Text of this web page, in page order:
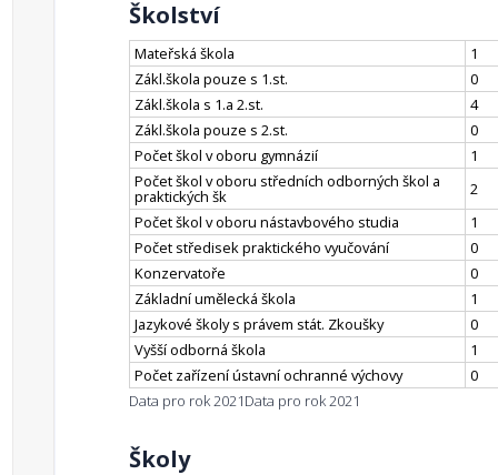
Školství
Mateřská škola
1
Zákl.škola pouze s 1.st.
0
Zákl.škola s 1.a 2.st.
4
Zákl.škola pouze s 2.st.
0
Počet škol v oboru gymnázií
1
Počet škol v oboru středních odborných škol a
praktických šk
2
Počet škol v oboru nástavbového studia
1
Počet středisek praktického vyučování
0
Konzervatoře
0
Základní umělecká škola
1
Jazykové školy s právem stát. Zkoušky
0
Vyšší odborná škola
1
Počet zařízení ústavní ochranné výchovy
0
Data pro rok 2021Data pro rok 2021
Školy